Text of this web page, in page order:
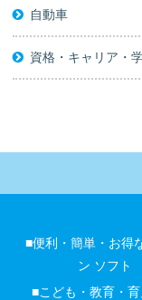
自動車
資格・キャリア・
■便利・簡単・お得
ン ソフト
■こども・教育・